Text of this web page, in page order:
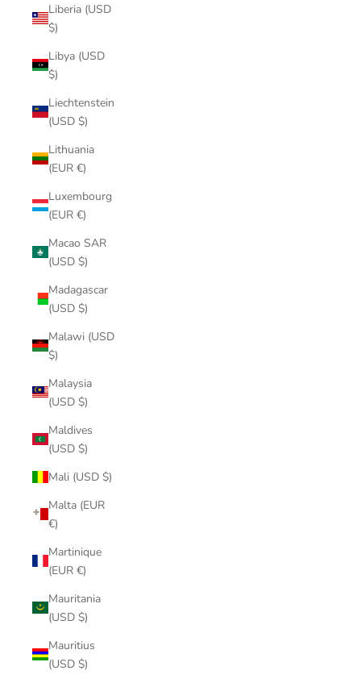
Liberia (USD
$)
Libya (USD
$)
Liechtenstein
(USD $)
Lithuania
(EUR €)
Luxembourg
(EUR €)
Macao SAR
(USD $)
Madagascar
(USD $)
Malawi (USD
$)
Malaysia
(USD $)
Maldives
(USD $)
Mali (USD $)
Malta (EUR
€)
Martinique
(EUR €)
Mauritania
(USD $)
Mauritius
(USD $)